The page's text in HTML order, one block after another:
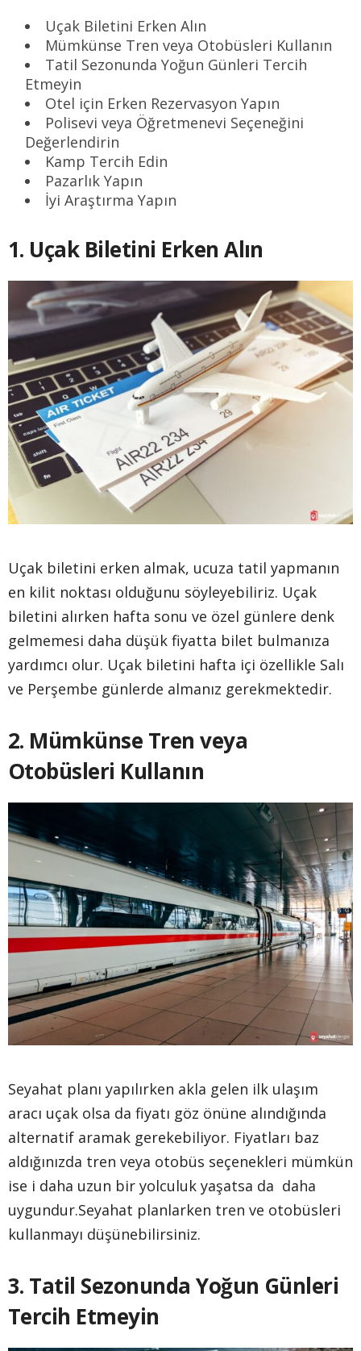
Uçak Biletini Erken Alın
Mümkünse Tren veya Otobüsleri Kullanın
Tatil Sezonunda Yoğun Günleri Tercih
Etmeyin
Otel için Erken Rezervasyon Yapın
Polisevi veya Öğretmenevi Seçeneğini
Değerlendirin
Kamp Tercih Edin
Pazarlık Yapın
İyi Araştırma Yapın
1. Uçak Biletini Erken Alın
Uçak biletini erken almak, ucuza tatil yapmanın
en kilit noktası olduğunu söyleyebiliriz. Uçak
biletini alırken hafta sonu ve özel günlere denk
gelmemesi daha düşük fiyatta bilet bulmanıza
yardımcı olur. Uçak biletini hafta içi özellikle Salı
ve Perşembe günlerde almanız gerekmektedir.
2. Mümkünse Tren veya
Otobüsleri Kullanın
Seyahat planı yapılırken akla gelen ilk ulaşım
aracı uçak olsa da fiyatı göz önüne alındığında
alternatif aramak gerekebiliyor. Fiyatları baz
aldığınızda tren veya otobüs seçenekleri mümkün
ise i daha uzun bir yolculuk yaşatsa da daha
uygundur.Seyahat planlarken tren ve otobüsleri
kullanmayı düşünebilirsiniz.
3. Tatil Sezonunda Yoğun Günleri
Tercih Etmeyin